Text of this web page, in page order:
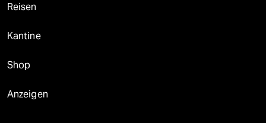
Reisen
Kantine
Shop
Anzeigen